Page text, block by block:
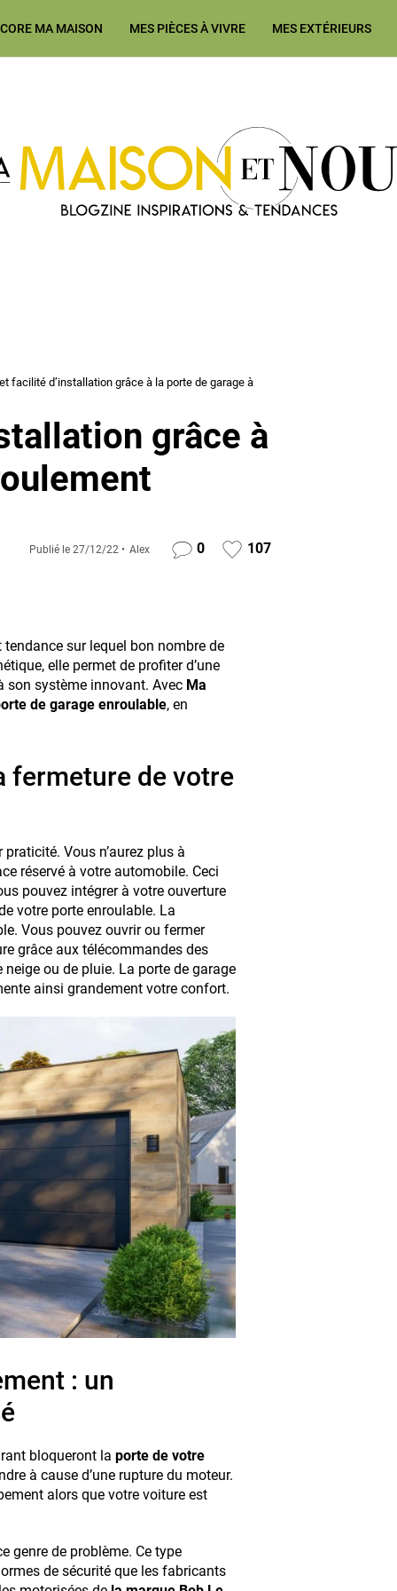
MA MAISON MES PIÈCES À VIVRE MES EXTÉRIEURS
Ma Maison et Nous
facilité d’installation grâce à la porte de garage à
grâce à
Publié le 27/12/22 Alex 0 107
sur lequel bon nombre de
elle permet de profiter d’une
son système innovant. Avec Ma
de garage enroulable, en
fermeture de votre
Vous n’aurez plus à
réservé à votre automobile. Ceci
pouvez intégrer à votre ouverture
votre porte enroulable. La
Vous pouvez ouvrir ou fermer
grâce aux télécommandes des
ou de pluie. La porte de garage
ainsi grandement votre confort.
: un
bloqueront la porte de votre
à cause d’une rupture du moteur.
alors que votre voiture est
genre de problème. Ce type
de sécurité que les fabricants